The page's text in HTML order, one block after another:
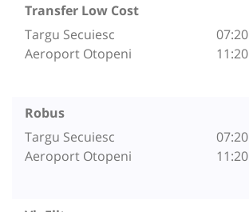
Transfer Low Cost
Targu Secuiesc
Aeroport Otopeni
07:20
11:20
Robus
Targu Secuiesc
Aeroport Otopeni
07:20
11:20